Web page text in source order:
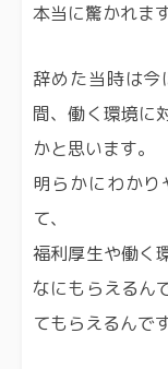
本当に驚かれます
辞めた当時は
間、働く環境に
かと思います。
明らかにわか
て、
福利厚生や働く
なにもらえるん
てもらえるんで